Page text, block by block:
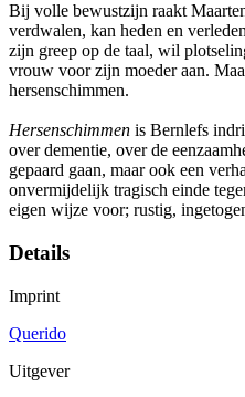
Bij volle bewustzijn raakt
verdwalen, kan heden en
zijn greep op de taal, wil
vrouw voor zijn moeder aan.
hersenschimmen.
Hersenschimmen is Bernlefs
over dementie, over de
gepaard gaan, maar ook een
onvermijdelijk tragisch einde
eigen wijze voor; rustig,
Details
Imprint
Querido
Uitgever